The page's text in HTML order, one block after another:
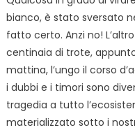
bianco, è stato sversato
fatto certo. Anzi no!
centinaia di trote,
mattina, l’ungo il corso
i dubbi e i timori sono
tragedia a tutto
materializzato sotto i